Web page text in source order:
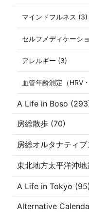
マインドフルネス (3)
セルフメディケーシ
アレルギー (3)
血管年齢測定（HRV
A Life in Boso
房総散歩 (70)
房総オルタナティ
東北地方太平洋沖
A Life in Tokyo (95)
Alternative